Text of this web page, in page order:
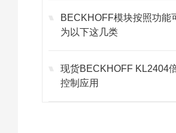
BECKHOFF模块按照功能
为以下这几类
现货BECKHOFF KL2404
控制应用